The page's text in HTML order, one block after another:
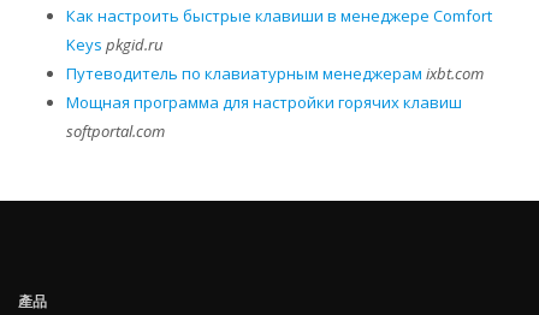
Как настроить быстрые клавиши в менеджере Comfort
Keys pkgid.ru
Путеводитель по клавиатурным менеджерам ixbt.com
Мощная программа для настройки горячих клавиш
softportal.com
產品